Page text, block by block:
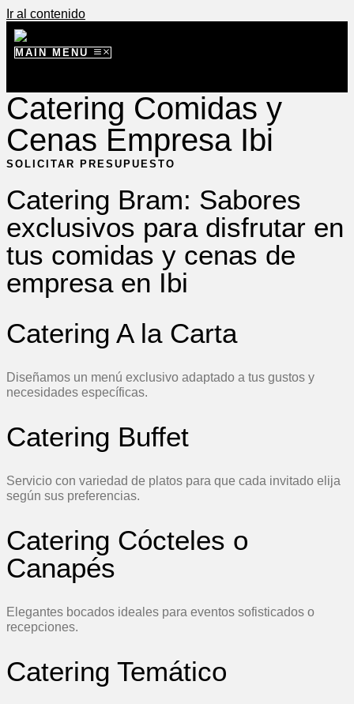
Ir al contenido
MAIN MENU
Catering Comidas y
Cenas Empresa Ibi
SOLICITAR PRESUPUESTO
Catering Bram: Sabores
exclusivos para disfrutar en
tus comidas y cenas de
empresa en Ibi
Catering A la Carta
Diseñamos un menú exclusivo adaptado a tus gustos y
necesidades específicas.
Catering Buffet
Servicio con variedad de platos para que cada invitado elija
según sus preferencias.
Catering Cócteles o
Canapés
Elegantes bocados ideales para eventos sofisticados o
recepciones.
Catering Temático